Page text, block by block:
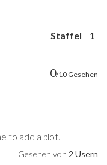
Staffel 1
0/10 Gesehen
to add a plot.
Gesehen von 2 Usern